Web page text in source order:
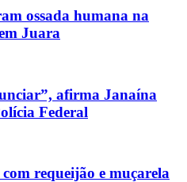
ossada humana na
Juara
afirma Janaína
Federal
requeijão e muçarela